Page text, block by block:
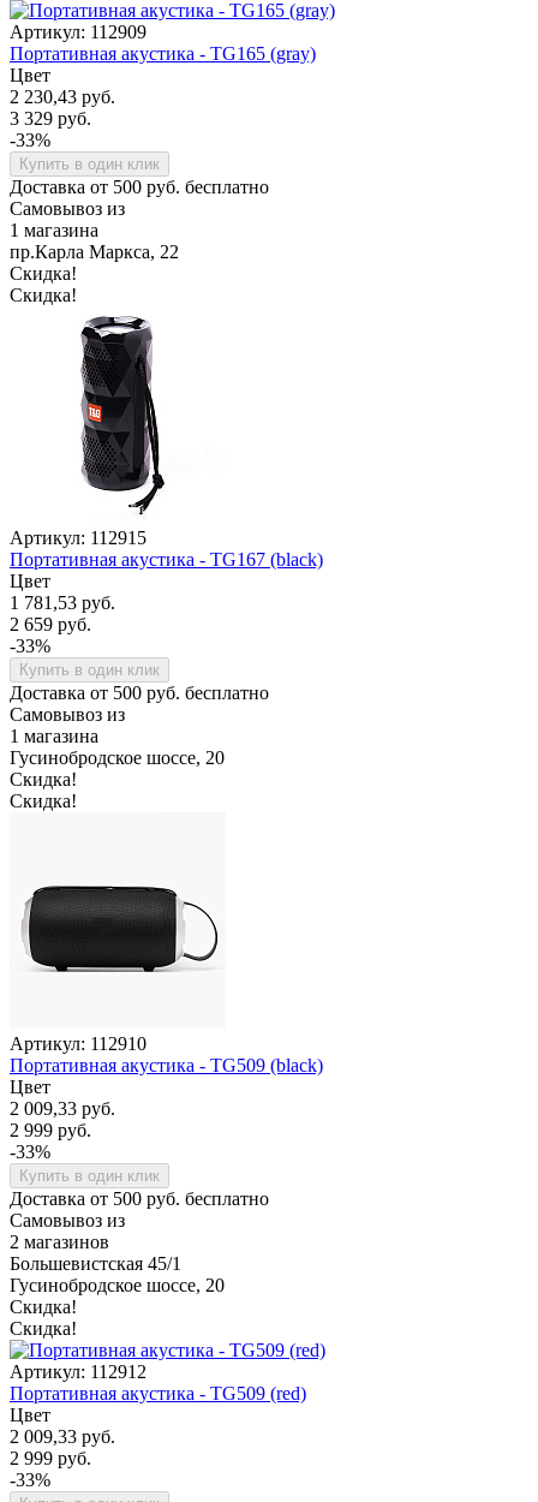
Артикул: 112909
Портативная акустика - TG165 (gray)
Цвет
2 230,43 руб.
3 329 руб.
-33%
Купить в один клик
Доставка от 500 руб. бесплатно
Самовывоз из
1 магазина
пр.Карла Маркса, 22
Скидка!
Скидка!
Артикул: 112915
Портативная акустика - TG167 (black)
Цвет
1 781,53 руб.
2 659 руб.
-33%
Купить в один клик
Доставка от 500 руб. бесплатно
Самовывоз из
1 магазина
Гусинобродское шоссе, 20
Скидка!
Скидка!
Артикул: 112910
Портативная акустика - TG509 (black)
Цвет
2 009,33 руб.
2 999 руб.
-33%
Купить в один клик
Доставка от 500 руб. бесплатно
Самовывоз из
2 магазинов
Большевистская 45/1
Гусинобродское шоссе, 20
Скидка!
Скидка!
Артикул: 112912
Портативная акустика - TG509 (red)
Цвет
2 009,33 руб.
2 999 руб.
-33%